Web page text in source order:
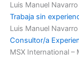
Luis Manuel
Trabaja sin
Luis Manuel
Consultor/a
MSX International –